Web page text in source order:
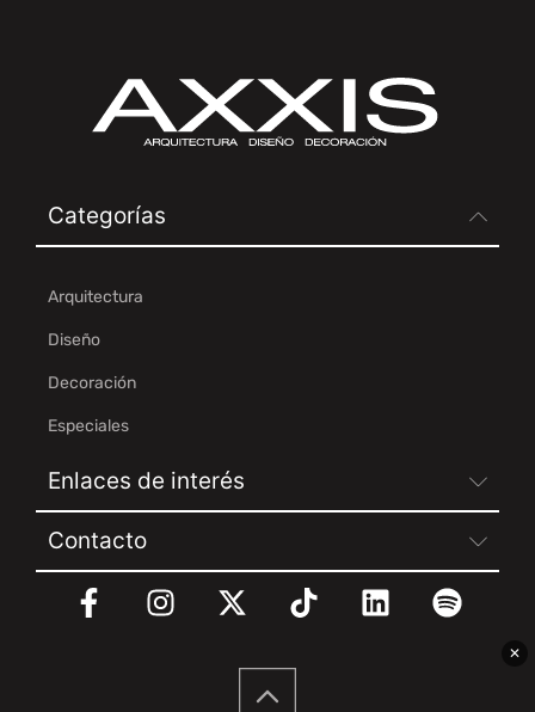
✕
Categorías
Arquitectura
Diseño
Decoración
Especiales
Enlaces de interés
Contacto